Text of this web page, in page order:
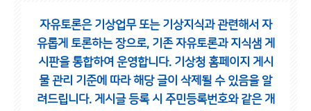
자유토론은 기상업무 또는 기상지식과 관련해서 자
유롭게 토론하는 장으로, 기존 자유토론과 지식샘 게
시판을 통합하여 운영합니다. 기상청 홈페이지 게시
물 관리 기준에 따라 해당 글이 삭제될 수 있음을 알
려드립니다. 게시글 등록 시 주민등록번호와 같은 개